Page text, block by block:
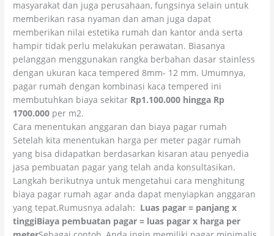
masyarakat dan juga perusahaan, fungsinya selain untuk
memberikan rasa nyaman dan aman juga dapat
memberikan nilai estetika rumah dan kantor anda serta
hampir tidak perlu melakukan perawatan. Biasanya
pelanggan menggunakan rangka berbahan dasar stainless
dengan ukuran kaca tempered 8mm- 12 mm. Umumnya,
pagar rumah dengan kombinasi kaca tempered ini
membutuhkan biaya sekitar Rp1.100.000 hingga Rp
1700.000 per m2.
Cara menentukan anggaran dan biaya pagar rumah
Setelah kita menentukan harga per meter pagar rumah
yang bisa didapatkan berdasarkan kisaran atau penyedia
jasa pembuatan pagar yang telah anda konsultasikan.
Langkah berikutnya untuk mengetahui cara menghitung
biaya pagar rumah agar anda dapat menyiapkan anggaran
yang tepat.Rumusnya adalah: Luas pagar = panjang x
tinggiBiaya pembuatan pagar = luas pagar x harga per